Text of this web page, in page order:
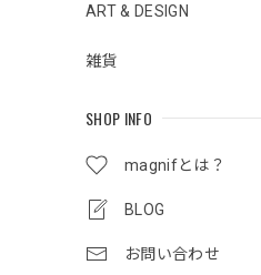
ART & DESIGN
雑貨
SHOP INFO
magnifとは？
BLOG
お問い合わせ